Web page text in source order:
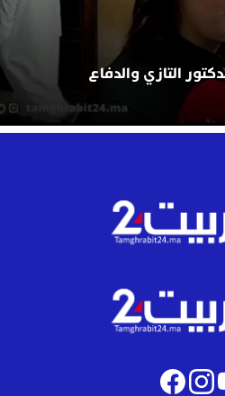
التازي والدفاع